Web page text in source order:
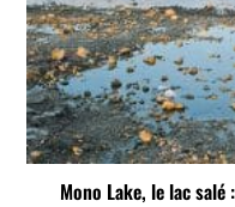
Mono Lake, le lac